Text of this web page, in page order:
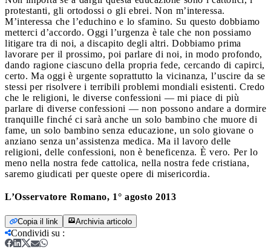
protestanti, gli ortodossi o gli ebrei. Non m’interessa.
M’interessa che l’educhino e lo sfamino. Su questo dobbiamo
metterci d’accordo. Oggi l’urgenza è tale che non possiamo
litigare tra di noi, a discapito degli altri. Dobbiamo prima
lavorare per il prossimo, poi parlare di noi, in modo profondo,
dando ragione ciascuno della propria fede, cercando di capirci,
certo. Ma oggi è urgente soprattutto la vicinanza, l’uscire da se
stessi per risolvere i terribili problemi mondiali esistenti. Credo
che le religioni, le diverse confessioni — mi piace di più
parlare di diverse confessioni — non possono andare a dormire
tranquille finché ci sarà anche un solo bambino che muore di
fame, un solo bambino senza educazione, un solo giovane o
anziano senza un’assistenza medica. Ma il lavoro delle
religioni, delle confessioni, non è beneficenza. È vero. Per lo
meno nella nostra fede cattolica, nella nostra fede cristiana,
saremo giudicati per queste opere di misericordia.
L’Osservatore Romano, 1° agosto 2013
Copia il link Archivia articolo
Condividi su :